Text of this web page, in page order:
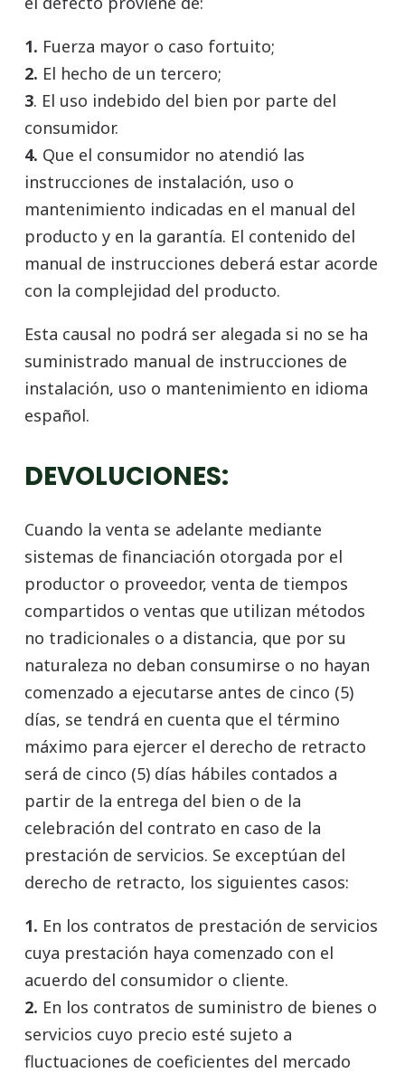
1. Fuerza mayor o caso fortuito;
2. El hecho de un tercero;
3. El uso indebido del bien por parte del
consumidor.
4. Que el consumidor no atendió las
instrucciones de instalación, uso o
mantenimiento indicadas en el manual del
producto y en la garantía. El contenido del
manual de instrucciones deberá estar acorde
con la complejidad del producto.
Esta causal no podrá ser alegada si no se ha
suministrado manual de instrucciones de
instalación, uso o mantenimiento en idioma
español.
DEVOLUCIONES:
Cuando la venta se adelante mediante
sistemas de financiación otorgada por el
productor o proveedor, venta de tiempos
compartidos o ventas que utilizan métodos
no tradicionales o a distancia, que por su
naturaleza no deban consumirse o no hayan
comenzado a ejecutarse antes de cinco (5)
días, se tendrá en cuenta que el término
máximo para ejercer el derecho de retracto
será de cinco (5) días hábiles contados a
partir de la entrega del bien o de la
celebración del contrato en caso de la
prestación de servicios. Se exceptúan del
derecho de retracto, los siguientes casos:
1. En los contratos de prestación de servicios
cuya prestación haya comenzado con el
acuerdo del consumidor o cliente.
2. En los contratos de suministro de bienes o
servicios cuyo precio esté sujeto a
fluctuaciones de coeficientes del mercado